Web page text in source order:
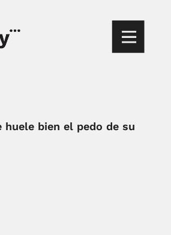
huele bien el pedo de su